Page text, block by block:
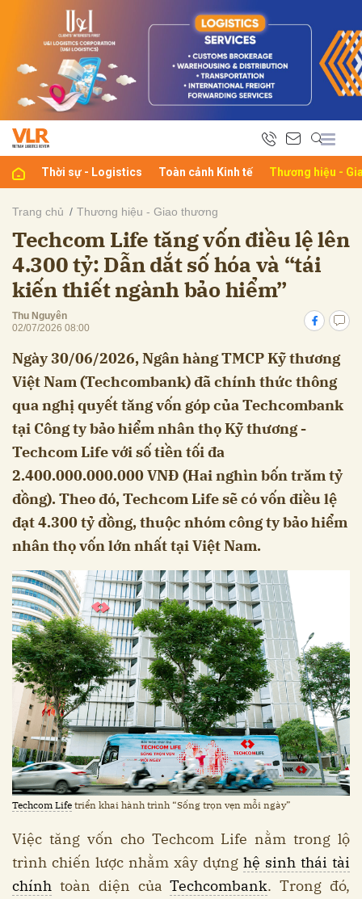
Thời sự - Logistics Toàn cảnh Kinh tế Thương hiệu -
Trang chủ Thương hiệu - Giao thương
Techcom Life tăng vốn điều lệ lên
4.300 tỷ: Dẫn dắt số hóa và “tái
kiến thiết ngành bảo hiểm”
Thu Nguyên
02/07/2026 08:00
Ngày 30/06/2026, Ngân hàng TMCP Kỹ thương
Việt Nam (Techcombank) đã chính thức thông
qua nghị quyết tăng vốn góp của Techcombank
tại Công ty bảo hiểm nhân thọ Kỹ thương -
Techcom Life với số tiền tối đa
2.400.000.000.000 VNĐ (Hai nghìn bốn trăm tỷ
đồng). Theo đó, Techcom Life sẽ có vốn điều lệ
đạt 4.300 tỷ đồng, thuộc nhóm công ty bảo hiểm
nhân thọ vốn lớn nhất tại Việt Nam.
Techcom Life triển khai hành trình “Sống trọn vẹn mỗi ngày”
Việc tăng vốn cho Techcom Life nằm trong lộ
trình chiến lược nhằm xây dựng hệ sinh thái tài
chính toàn diện củaTechcombank. Trong đó,
luận
Hủy